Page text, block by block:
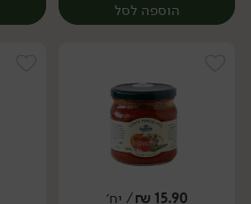
הוספה לסל
15.90
₪/ יח׳